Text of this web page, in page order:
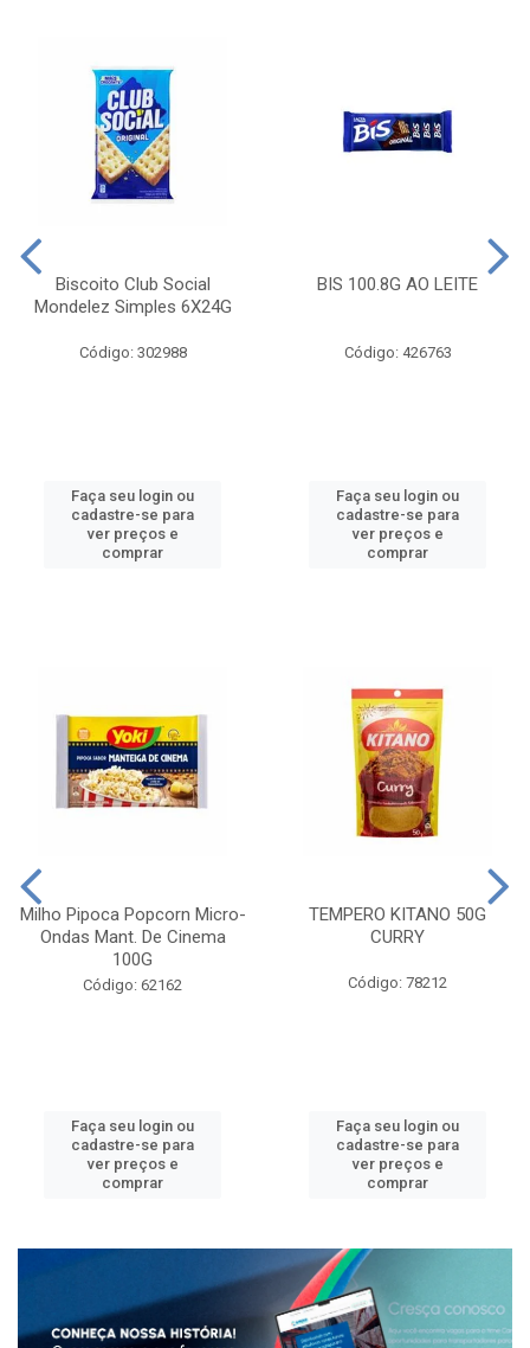
Biscoito Club Social
Mondelez Simples 6X24G
Código: 302988
Faça seu login ou
cadastre-se para
ver preços e
comprar
BIS 100.8G AO LEITE
Código: 426763
Faça seu login ou
cadastre-se para
ver preços e
comprar
Milho Pipoca Popcorn Micro-
Ondas Mant. De Cinema
100G
Código: 62162
Faça seu login ou
cadastre-se para
ver preços e
comprar
TEMPERO KITANO 50G
CURRY
Código: 78212
Faça seu login ou
cadastre-se para
ver preços e
comprar